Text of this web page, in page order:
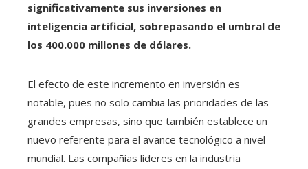
significativamente sus inversiones en
inteligencia artificial, sobrepasando el umbral de
los 400.000 millones de dólares.
El efecto de este incremento en inversión es
notable, pues no solo cambia las prioridades de las
grandes empresas, sino que también establece un
nuevo referente para el avance tecnológico a nivel
mundial. Las compañías líderes en la industria